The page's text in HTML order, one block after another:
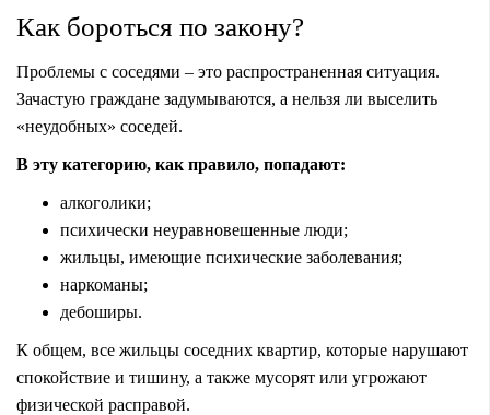
Как бороться по закону?
Проблемы с соседями – это распространенная ситуация.
Зачастую граждане задумываются, а нельзя ли выселить
«неудобных» соседей.
В эту категорию, как правило, попадают:
алкоголики;
психически неуравновешенные люди;
жильцы, имеющие психические заболевания;
наркоманы;
дебоширы.
К общем, все жильцы соседних квартир, которые нарушают
спокойствие и тишину, а также мусорят или угрожают
физической расправой.